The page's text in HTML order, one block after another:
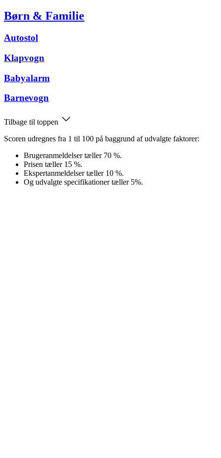
Børn & Familie
Autostol
Klapvogn
Babyalarm
Barnevogn
Tilbage til toppen
Scoren udregnes fra 1 til 100 på baggrund af udvalgte faktorer:
Brugeranmeldelser tæller 70 %.
Prisen tæller 15 %.
Ekspertanmeldelser tæller 10 %.
Og udvalgte specifikationer tæller 5%.